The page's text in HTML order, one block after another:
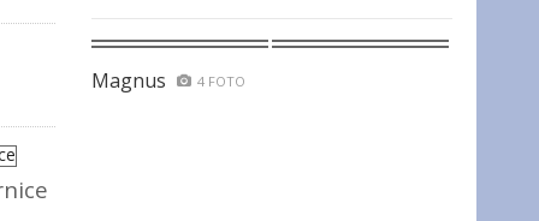
Magnus 4 FOTO